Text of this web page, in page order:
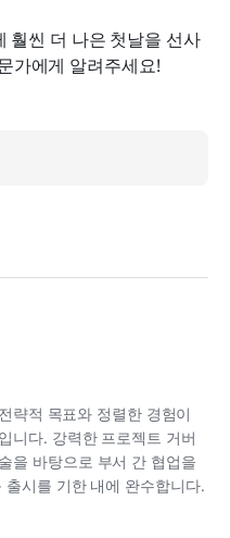
훨씬 더 나은 첫날을 선사
가에게 알려주세요!
략적 목표와 정렬한 경험이
니다. 강력한 프로젝트 거버
을 바탕으로 부서 간 협업을
시를 기한 내에 완수합니다.